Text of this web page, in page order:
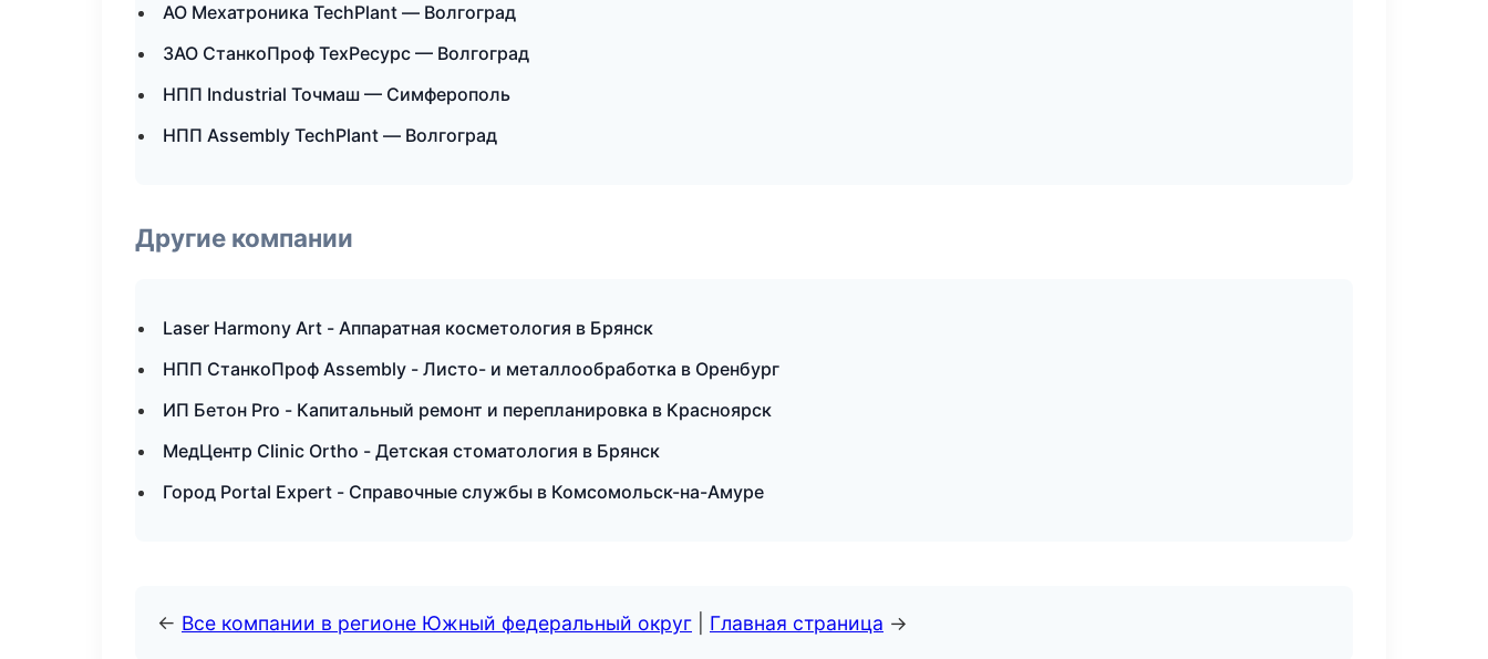
АО Мехатроника TechPlant — Волгоград
ЗАО СтанкоПроф ТехРесурс — Волгоград
НПП Industrial Точмаш — Симферополь
НПП Assembly TechPlant — Волгоград
Другие компании
Laser Harmony Art - Аппаратная косметология в Брянск
НПП СтанкоПроф Assembly - Листо- и металлообработка в Оренбург
ИП Бетон Pro - Капитальный ремонт и перепланировка в Красноярск
МедЦентр Clinic Ortho - Детская стоматология в Брянск
Город Portal Expert - Справочные службы в Комсомольск-на-Амуре
← Все компании в регионе Южный федеральный округ Главная страница →